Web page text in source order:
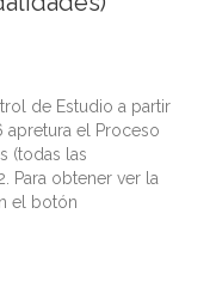
de Estudio a partir
el Proceso
(todas las
Para obtener ver la
el botón